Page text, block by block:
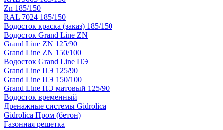
Zn 185/150
RAL 7024 185/150
Водосток краска (заказ) 185/150
Водосток Grand Line ZN
Grand Line ZN 125/90
Grand Line ZN 150/100
Водосток Grand Line ПЭ
Grand Line ПЭ 125/90
Grand Line ПЭ 150/100
Grand Line ПЭ матовый 125/90
Водосток временный
Дренажные системы Gidrolica
Gidrolica Пром (бетон)
Газонная решетка